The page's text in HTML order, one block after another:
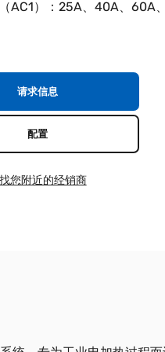
AC1）：25A、40A、60A
请求信息
配置
您附近的经销商